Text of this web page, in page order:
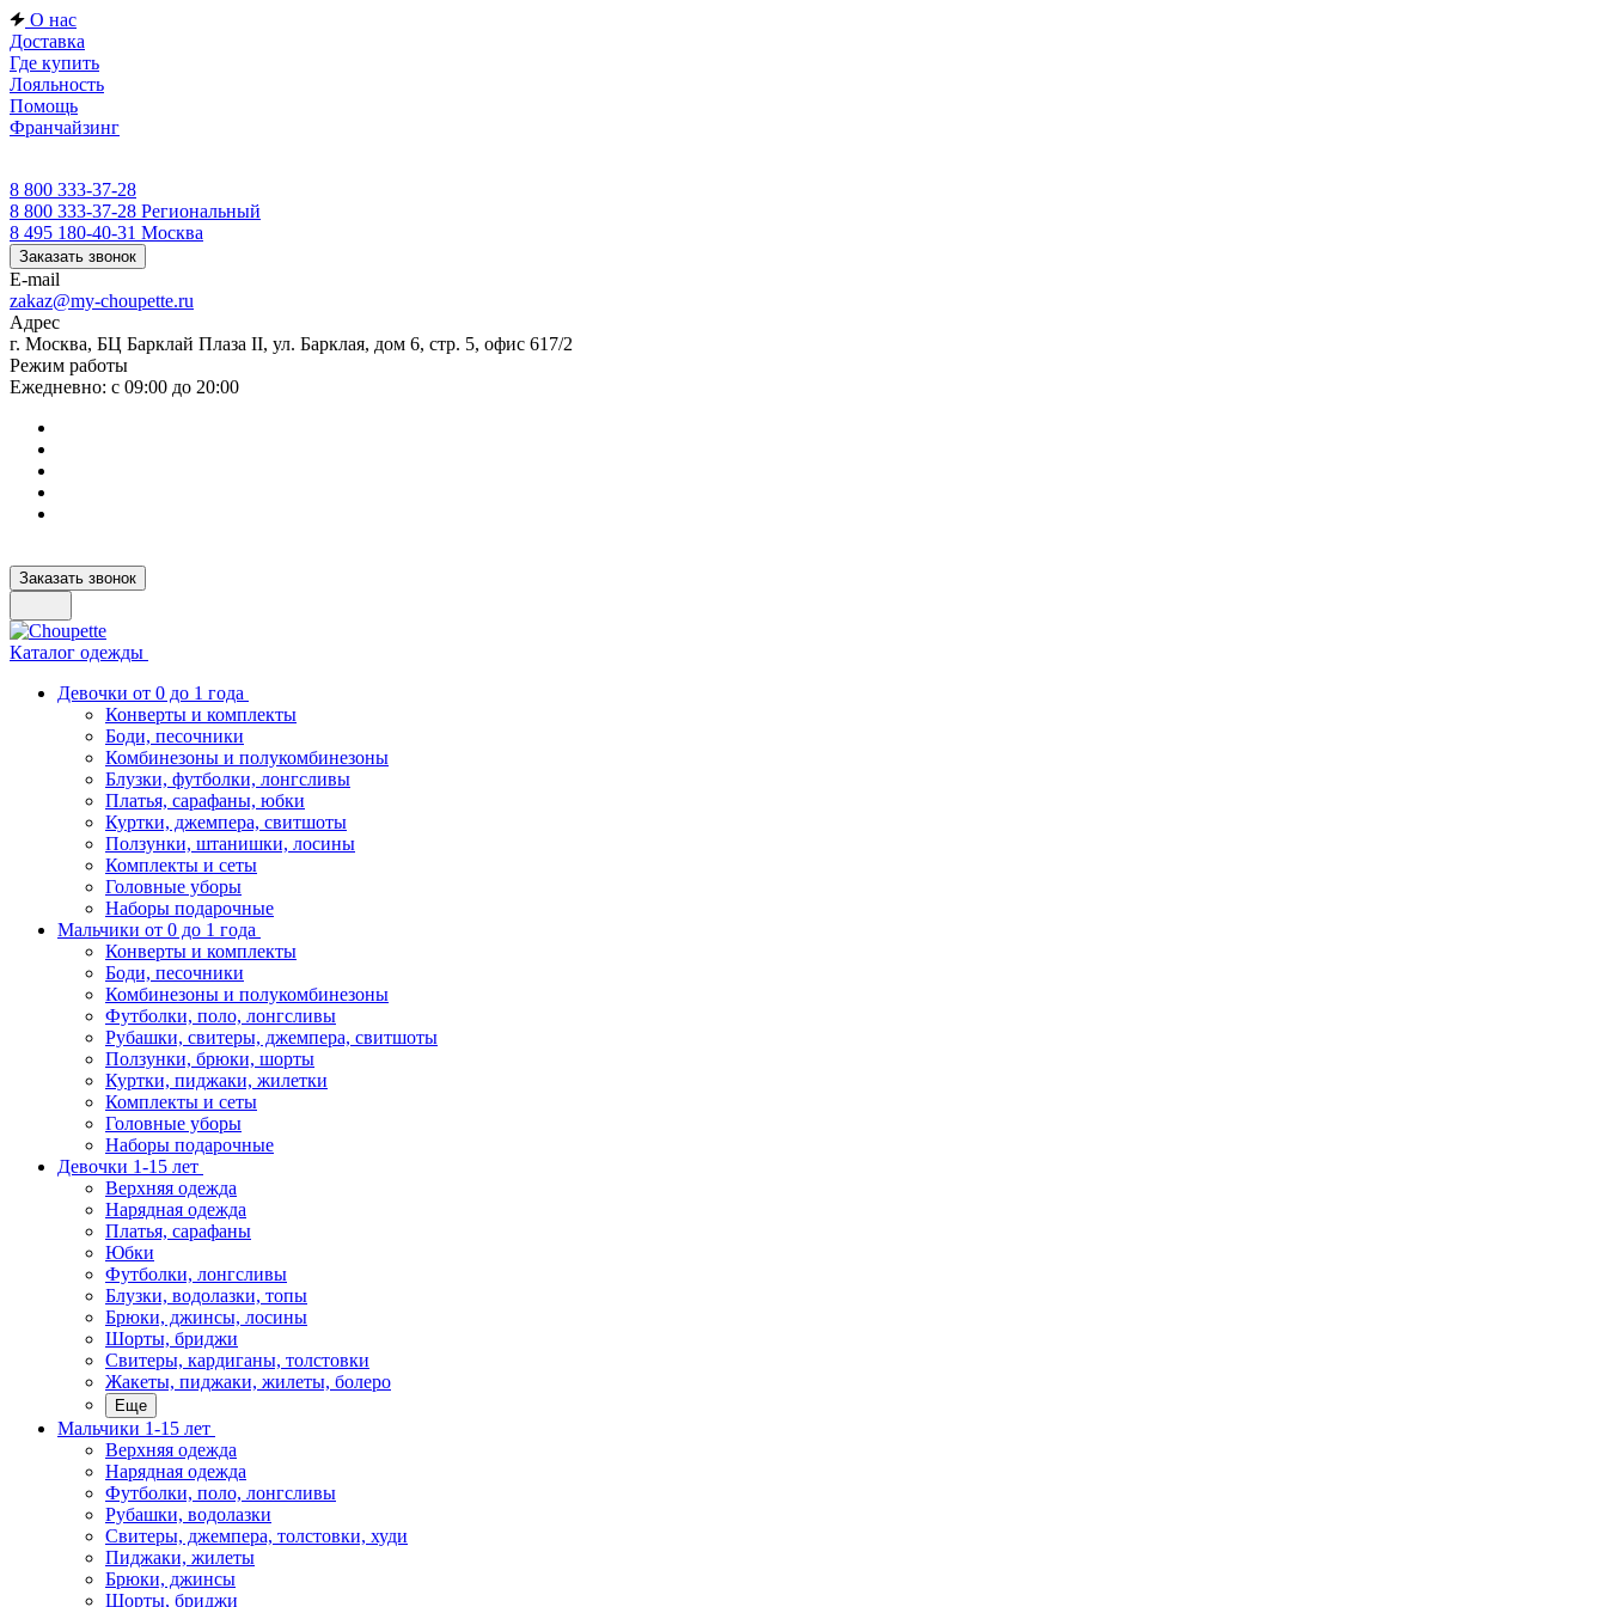
О нас
Доставка
Где купить
Лояльность
Помощь
Франчайзинг
8 800 333-37-28
8 800 333-37-28 Региональный
8 495 180-40-31 Москва
Заказать звонок
E-mail
zakaz@my-choupette.ru
Адрес
г. Москва, БЦ Барклай Плаза II, ул. Барклая, дом 6, стр. 5, офис 617/2
Режим работы
Ежедневно: с 09:00 до 20:00
Заказать звонок
Каталог одежды
Девочки от 0 до 1 года
Конверты и комплекты
Боди, песочники
Комбинезоны и полукомбинезоны
Блузки, футболки, лонгсливы
Платья, сарафаны, юбки
Куртки, джемпера, свитшоты
Ползунки, штанишки, лосины
Комплекты и сеты
Головные уборы
Наборы подарочные
Мальчики от 0 до 1 года
Конверты и комплекты
Боди, песочники
Комбинезоны и полукомбинезоны
Футболки, поло, лонгсливы
Рубашки, свитеры, джемпера, свитшоты
Ползунки, брюки, шорты
Куртки, пиджаки, жилетки
Комплекты и сеты
Головные уборы
Наборы подарочные
Девочки 1-15 лет
Верхняя одежда
Нарядная одежда
Платья, сарафаны
Юбки
Футболки, лонгсливы
Блузки, водолазки, топы
Брюки, джинсы, лосины
Шорты, бриджи
Свитеры, кардиганы, толстовки
Жакеты, пиджаки, жилеты, болеро
Еще
Мальчики 1-15 лет
Верхняя одежда
Нарядная одежда
Футболки, поло, лонгсливы
Рубашки, водолазки
Свитеры, джемпера, толстовки, худи
Пиджаки, жилеты
Брюки, джинсы
Шорты, бриджи